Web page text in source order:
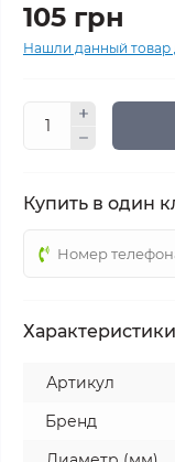
105 грн
Нашли данный товар
Купить в один
Артикул
Бренд